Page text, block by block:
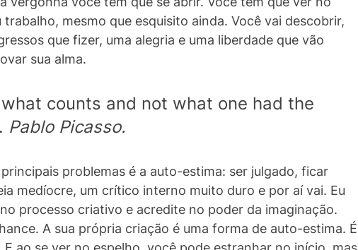
mesmo que esquisito ainda. Você vai descobrir,
que fizer, uma alegria e uma liberdade que vão
sua alma.
counts and not what one had the
Pablo Picasso.
problemas é a auto-estima: ser julgado, ficar
medíocre, um crítico interno muito duro e por aí vai. Eu
processo criativo e acredite no poder da imaginação.
A sua própria criação é uma forma de auto-estima. É